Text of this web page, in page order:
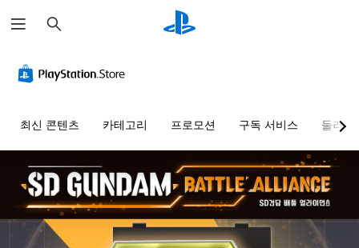
색
최신 콘텐츠 카테고리 프로모션 구독 서비스 둘러보